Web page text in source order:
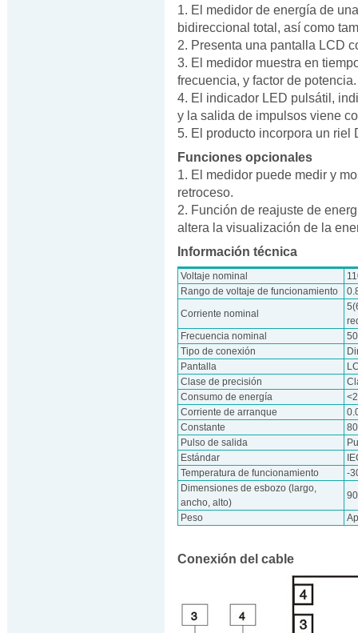
1. El medidor de energía de
bidireccional total, así como
2. Presenta una pantalla LCD
3. El medidor muestra en
frecuencia, y factor de potencia.
4. El indicador LED pulsátil,
y la salida de impulsos viene
5. El producto incorpora un riel
Funciones opcionales
1. El medidor puede medir y
retroceso.
2. Función de reajuste de
altera la visualización de la
Información técnica
Voltaje nominal
Rango de voltaje de funcionamiento
Corriente nominal
Frecuencia nominal
Tipo de conexión
Pantalla
Clase de precisión
Consumo de energía
Corriente de arranque
Constante
Pulso de salida
Estándar
Temperatura de funcionamiento
-
Dimensiones de esbozo (largo,
ancho, alto)
Peso
Conexión del cable